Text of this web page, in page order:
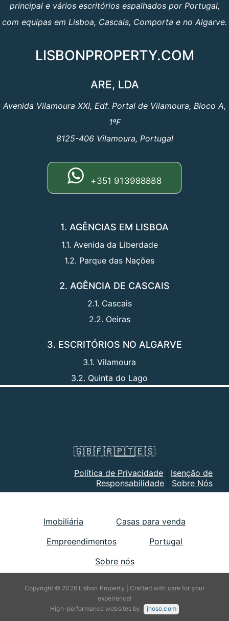
principal e vários escritórios espalhados por Portugal,
com equipas em Lisboa, Cascais, Comporta e no Algarve.
LISBONPROPERTY.COM
ARE, LDA
Avenida Vilamoura XXI, Edf. Portal de Vilamoura, Bloco A,
1ºF
8125-406 Vilamoura, Portugal
+351 913988888
1. AGÊNCIAS EM LISBOA
1.1. Avenida da Liberdade
1.2. Parque das Nações
2. AGÊNCIA DE CASCAIS
2.1. Cascais
2.2. Oeiras
3. ESCRITÓRIOS NO ALGARVE
3.1. Vilamoura
3.2. Quinta do Lago
🇬🇧🇫🇷🇵🇹🇪🇸
Política de Privacidade
Isenção de
Responsabilidade
Sobre Nós
Imobiliária
Casas para venda
Empreendimentos
Portugal
Sobre nós
Copyright © 2026 Lisbon Property | Crafted with care for your
experience!
High-performance websites by
jhose.com